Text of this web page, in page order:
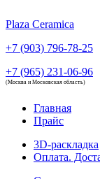
Plaza Ceramica
+7 (903) 796-78-25
+7 (965) 231-06-96
(Москва и Московская область)
Главная
Прайс
3D-раскладка
Оплата.